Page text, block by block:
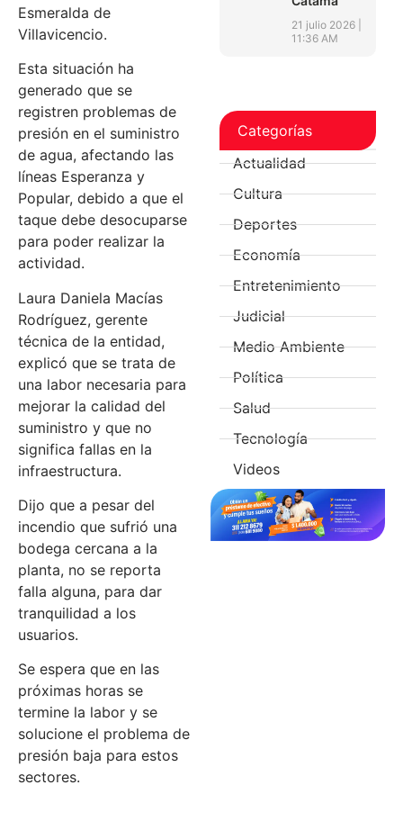
Esmeralda de
Villavicencio.
Esta situación ha
generado que se
registren problemas de
presión en el suministro
de agua, afectando las
líneas Esperanza y
Popular, debido a que el
taque debe desocuparse
para poder realizar la
actividad.
Laura Daniela Macías
Rodríguez, gerente
técnica de la entidad,
explicó que se trata de
una labor necesaria para
mejorar la calidad del
suministro y que no
significa fallas en la
infraestructura.
Dijo que a pesar del
incendio que sufrió una
bodega cercana a la
planta, no se reporta
falla alguna, para dar
tranquilidad a los
usuarios.
Se espera que en las
próximas horas se
termine la labor y se
solucione el problema de
presión baja para estos
sectores.
21 julio 2026
11:36 AM
Categorías
Actualidad
Cultura
Deportes
Economía
Entretenimiento
Judicial
Medio Ambiente
Política
Salud
Tecnología
Videos